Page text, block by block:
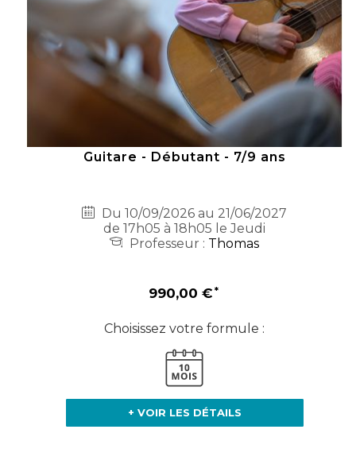
Guitare - Débutant - 7/9 ans
Du 10/09/2026 au 21/06/2027
de 17h05 à 18h05 le Jeudi
Professeur : Thomas
990,00 €
Choisissez votre formule :
+ VOIR LES DÉTAILS